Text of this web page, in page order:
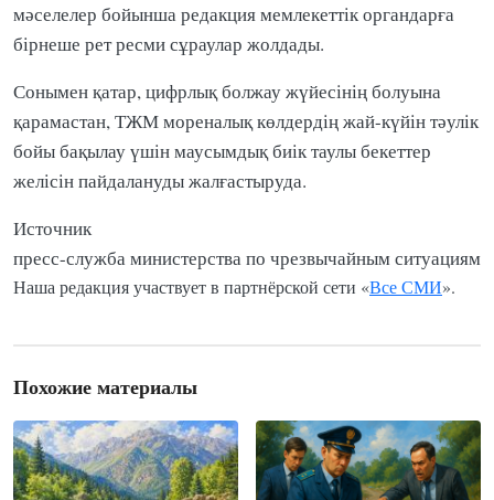
мәселелер бойынша редакция мемлекеттік органдарға
бірнеше рет ресми сұраулар жолдады.
Сонымен қатар, цифрлық болжау жүйесінің болуына
қарамастан, ТЖМ мореналық көлдердің жай-күйін тәулік
бойы бақылау үшін маусымдық биік таулы бекеттер
желісін пайдалануды жалғастыруда.
Источник
пресс-служба министерства по чрезвычайным ситуациям
Наша редакция участвует в партнёрской сети «Все СМИ».
Похожие материалы